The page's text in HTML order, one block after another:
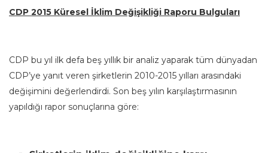
CDP 2015 Küresel İklim Değişikliği Raporu Bulguları
CDP bu yıl ilk defa beş yıllık bir analiz yaparak tüm dünyadan
CDP’ye yanıt veren şirketlerin 2010-2015 yılları arasındaki
değişimini değerlendirdi. Son beş yılın karşılaştırmasının
yapıldığı rapor sonuçlarına göre: